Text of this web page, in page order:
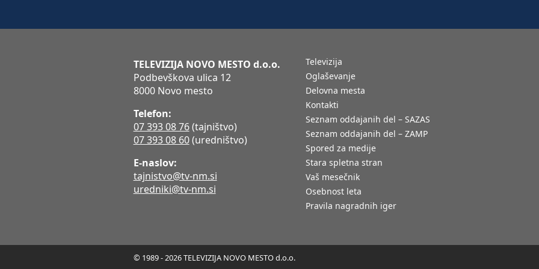
TELEVIZIJA NOVO MESTO d.o.o.
Podbevškova ulica 12
8000 Novo mesto
Telefon:
07 393 08 76(tajništvo)
07 393 08 60(uredništvo)
E-naslov:
tajnistvo@tv-nm.si
uredniki@tv-nm.si
Televizija
Oglaševanje
Delovna mesta
Kontakti
Seznam oddajanih del – SAZAS
Seznam oddajanih del – ZAMP
Spored za medije
Stara spletna stran
Vaš mesečnik
Osebnost leta
Pravila nagradnih iger
© 1989 - 2026 TELEVIZIJA NOVO MESTO d.o.o.